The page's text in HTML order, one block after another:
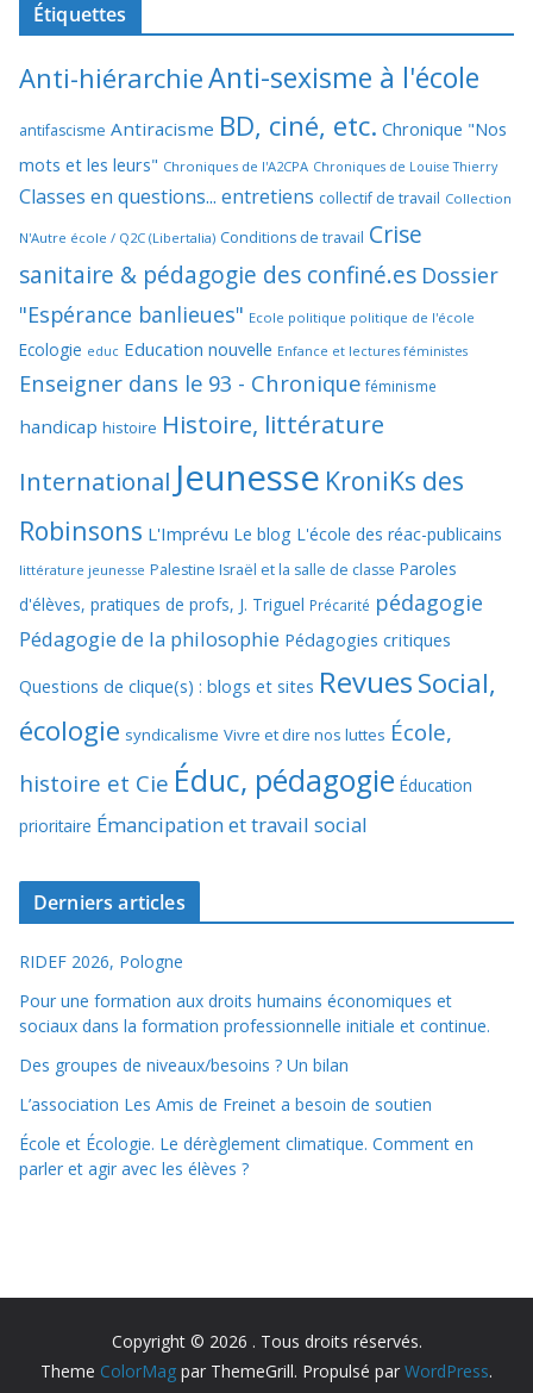
Étiquettes
Anti-hiérarchieAnti-sexisme à l'école
antifascisme Antiracisme BD, ciné, etc. Chronique "Nos
mots et les leurs" Chroniques de l'A2CPA Chroniques de Louise Thierry
Classes en questions... entretiens collectif de travail Collection
N'Autre école / Q2C (Libertalia) Conditions de travail Crise
sanitaire & pédagogie des confiné.es Dossier
"Espérance banlieues" Ecole politique politique de l'école
Ecologie educ Education nouvelle Enfance et lectures féministes
Enseigner dans le 93 - Chronique féminisme
handicap histoire Histoire, littérature
International Jeunesse KroniKs des
Robinsons L'Imprévu Le blog L'école des réac-publicains
littérature jeunesse Palestine Israël et la salle de classe Paroles
d'élèves, pratiques de profs, J. Triguel Précarité pédagogie
Pédagogie de la philosophie Pédagogies critiques
Questions de clique(s) : blogs et sites RevuesSocial,
écologie syndicalisme Vivre et dire nos luttes École,
histoire et Cie Éduc, pédagogie Éducation
prioritaire Émancipation et travail social
Derniers articles
RIDEF 2026, Pologne
Pour une formation aux droits humains économiques et
sociaux dans la formation professionnelle initiale et continue.
Des groupes de niveaux/besoins ? Un bilan
L’association Les Amis de Freinet a besoin de soutien
École et Écologie. Le dérèglement climatique. Comment en
parler et agir avec les élèves ?
Copyright © 2026 . Tous droits réservés.
Theme ColorMag par ThemeGrill. Propulsé par WordPress.